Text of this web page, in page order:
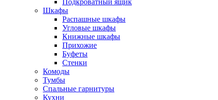
Подкроватный ящик
Шкафы
Распашные шкафы
Угловые шкафы
Книжные шкафы
Прихожие
Буфеты
Стенки
Комоды
Тумбы
Спальные гарнитуры
Кухни